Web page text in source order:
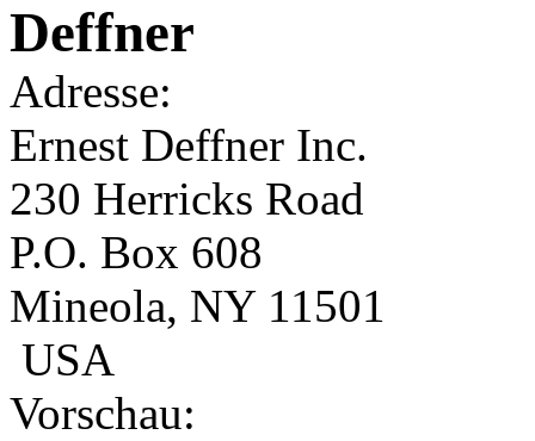
Deffner
Adresse:
Ernest Deffner Inc.
230 Herricks Road
P.O. Box 608
Mineola, NY 11501
USA
Vorschau: